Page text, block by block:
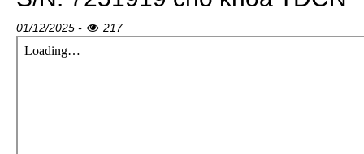
01/12/2025 - 217